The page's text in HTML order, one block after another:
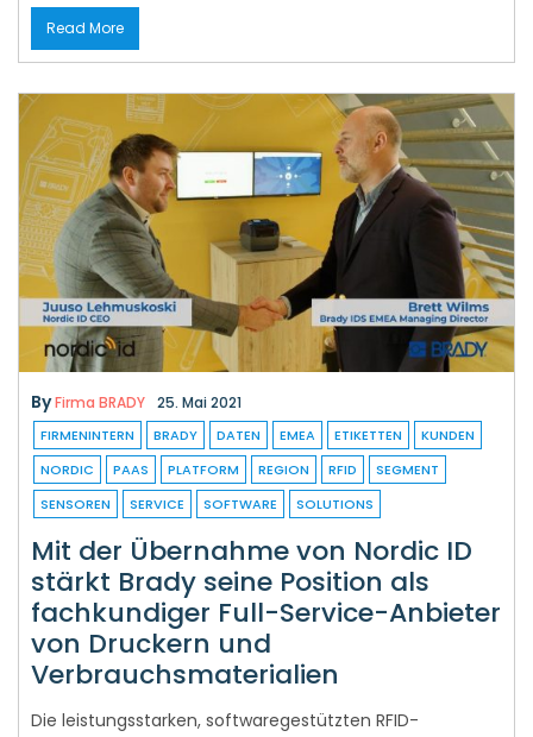
Read More
ByFirma BRADY 25. Mai 2021
FIRMENINTERN BRADY DATEN EMEA ETIKETTEN
KUNDEN
NORDIC
PAAS PLATFORM REGION RFID
SEGMENT
SENSOREN
SERVICE SOFTWARE SOLUTIONS
Mit der Übernahme von Nordic ID
stärkt Brady seine Position als
fachkundiger Full-Service-Anbieter
von Druckern und
Verbrauchsmaterialien
Die leistungsstarken, softwaregestützten RFID-